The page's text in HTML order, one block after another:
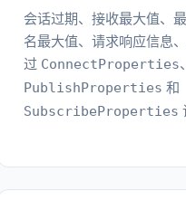
会话过期、接收最大值、
名最大值、请求响应信息
过 ConnectProperties、
PublishProperties 和
SubscribeProperties